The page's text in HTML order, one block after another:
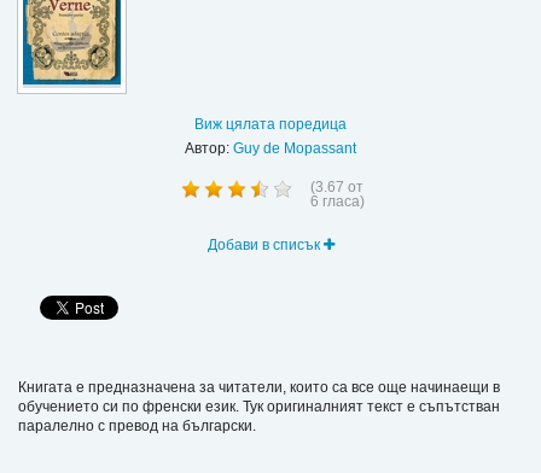
Виж цялата поредица
Автор: Guy de Mopassant
(3.67 от
6 гласа)
Добави в списък
Книгата е предназначена за читатели, които са все още начинаещи в
обучението си по френски език. Тук оригиналният текст е съпътстван
паралелно с превод на български.